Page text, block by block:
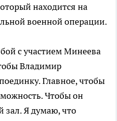
находится на
военной операции.
с участием Минеева
Владимир
Главное, чтобы
Чтобы он
зал. Я думаю, что